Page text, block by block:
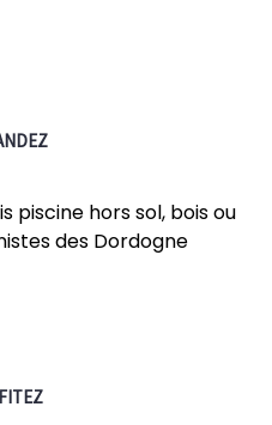
piscine hors sol, bois ou
des Dordogne